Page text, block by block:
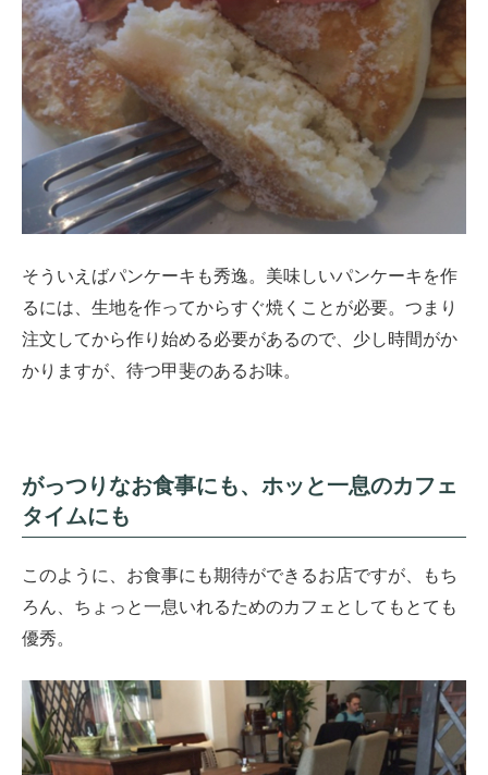
そういえばパンケーキも秀逸。美味しいパンケーキを作
るには、生地を作ってからすぐ焼くことが必要。つまり
注文してから作り始める必要があるので、少し時間がか
かりますが、待つ甲斐のあるお味。
がっつりなお食事にも、ホッと一息のカフェ
タイムにも
このように、お食事にも期待ができるお店ですが、もち
ろん、ちょっと一息いれるためのカフェとしてもとても
優秀。